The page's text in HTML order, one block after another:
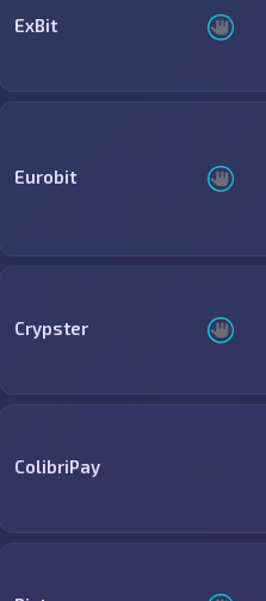
ExBit
Eurobit
Crypster
ColibriPay